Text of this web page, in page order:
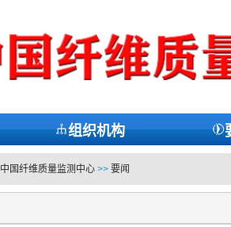
组织机构
中国纤维质量监测中心>> 要闻